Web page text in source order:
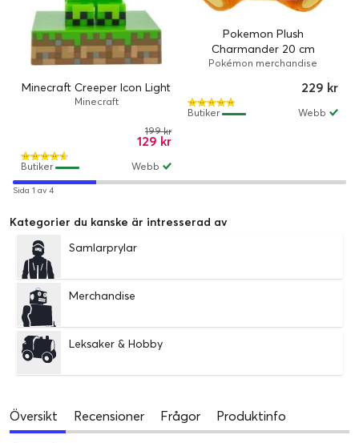
Minecraft Creeper Icon Light
Minecraft
129 kr
199 kr
Webb
Butiker
Pokemon Plush
Charmander 20 cm
Pokémon merchandise
229 kr
Webb
Butiker
Sida 1 av 4
Kategorier du kanske är intresserad av
Samlarprylar
Merchandise
Leksaker & Hobby
Översikt Recensioner Frågor Produktinfo